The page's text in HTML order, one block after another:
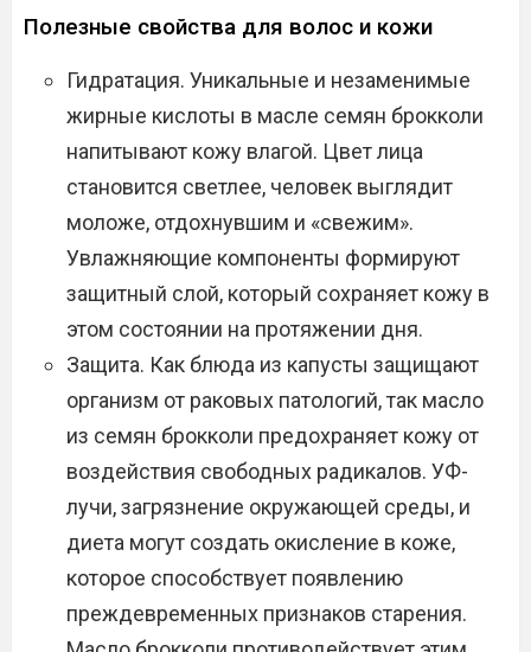
Полезные свойства для волос и кожи
Гидратация. Уникальные и незаменимые
жирные кислоты в масле семян брокколи
напитывают кожу влагой. Цвет лица
становится светлее, человек выглядит
моложе, отдохнувшим и «свежим».
Увлажняющие компоненты формируют
защитный слой, который сохраняет кожу в
этом состоянии на протяжении дня.
Защита. Как блюда из капусты защищают
организм от раковых патологий, так масло
из семян брокколи предохраняет кожу от
воздействия свободных радикалов. УФ-
лучи, загрязнение окружающей среды, и
диета могут создать окисление в коже,
которое способствует появлению
преждевременных признаков старения.